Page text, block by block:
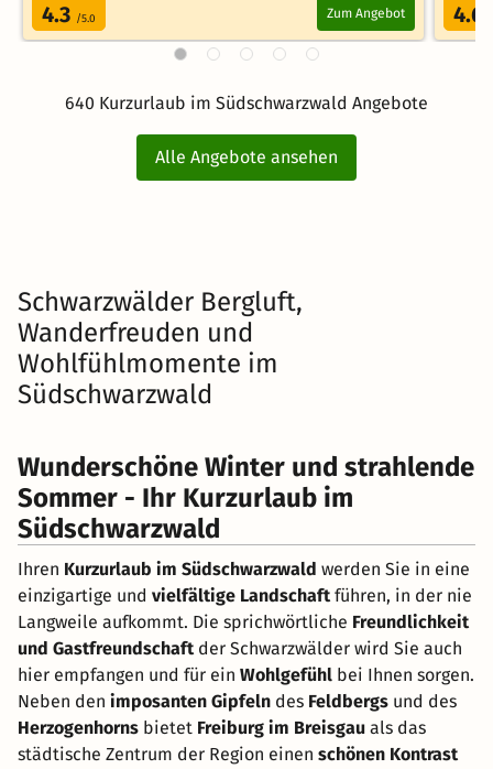
4.3 /5.0 Zum Angebot 4.6
640 Kurzurlaub im Südschwarzwald Angebote
Alle Angebote ansehen
Schwarzwälder Bergluft,
Wanderfreuden und
Wohlfühlmomente im
Südschwarzwald
Wunderschöne Winter und strahlende
Sommer - Ihr Kurzurlaub im
Südschwarzwald
Ihren Kurzurlaub im Südschwarzwald werden Sie in eine
einzigartige und vielfältige Landschaftführen, in der nie
Langweile aufkommt. Die sprichwörtliche Freundlichkeit
und Gastfreundschaftder Schwarzwälder wird Sie auch
hier empfangen und für ein Wohlgefühl bei Ihnen sorgen.
Neben den imposanten Gipfeln des Feldbergs und des
Herzogenhorns bietet Freiburg im Breisgau als das
städtische Zentrum der Region einen schönen Kontrast